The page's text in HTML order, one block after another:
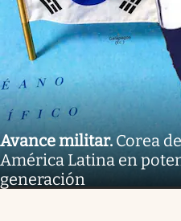
Avance militar. Corea
América Latina en
generación